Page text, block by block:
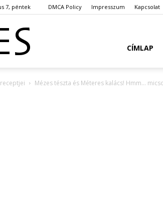
7, péntek DMCA Policy Impresszum Kapcsolat
CÍMLAP
Mézes tészta és Méteres kalács! Hmm…